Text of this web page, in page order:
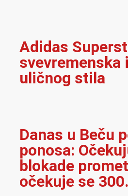
Adidas
svevremenska
uličnog stila
Danas u Beču
ponosa:
blokade
očekuje se